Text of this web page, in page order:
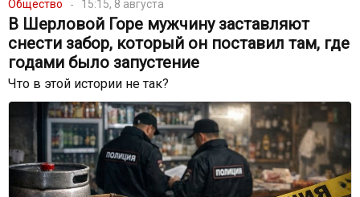
Общество 15:15, 8 августа
В Шерловой Горе мужчину заставляют
снести забор, который он поставил там, где
годами было запустение
Что в этой истории не так?